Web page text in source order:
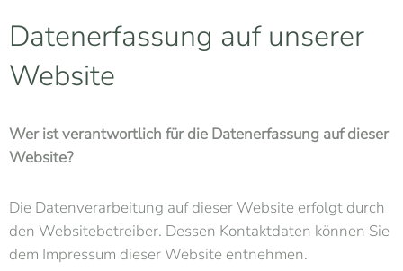
Datenerfassung auf unserer
Website
Wer ist verantwortlich für die Datenerfassung auf dieser
Website?
Die Datenverarbeitung auf dieser Website erfolgt durch
den Websitebetreiber. Dessen Kontaktdaten können Sie
dem Impressum dieser Website entnehmen.